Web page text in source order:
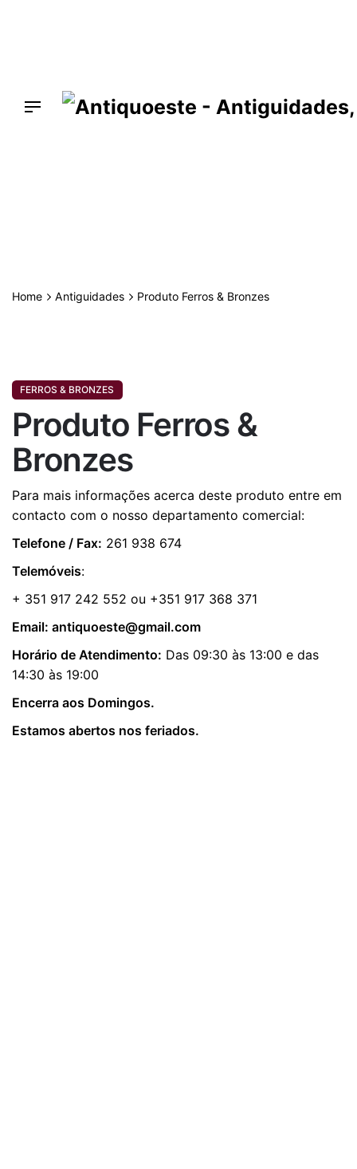
Home Antiguidades Produto Ferros & Bronzes
FERROS & BRONZES
Produto Ferros &
Bronzes
Para mais informações acerca deste produto entre em
contacto com o nosso departamento comercial:
Telefone / Fax: 261 938 674
Telemóveis:
+ 351 917 242 552 ou +351 917 368 371
Email: antiquoeste@gmail.com
Horário de Atendimento: Das 09:30 às 13:00 e das
14:30 às 19:00
Encerra aos Domingos.
Estamos abertos nos feriados.